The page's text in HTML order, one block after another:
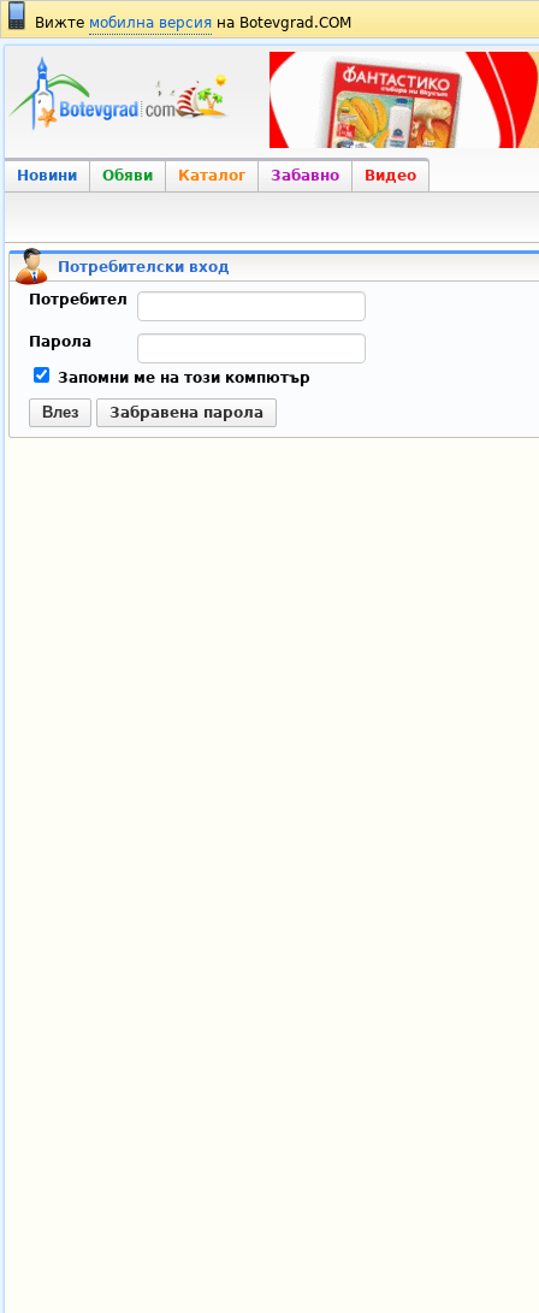
Вижте мобилна версия на Botevgrad.COM
Новини Обяви Каталог Забавно Видео
Потребителски вход
Потребител
Парола
Запомни ме на този компютър
Влез Забравена парола